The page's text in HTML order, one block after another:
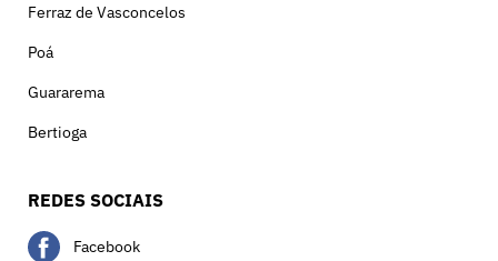
Ferraz de Vasconcelos
Poá
Guararema
Bertioga
REDES SOCIAIS
Facebook